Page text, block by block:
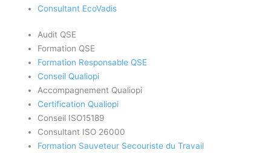
Consultant EcoVadis
Audit QSE
Formation QSE
Formation Responsable QSE
Conseil Qualiopi
Accompagnement Qualiopi
Certification Qualiopi
Conseil ISO15189
Consultant ISO 26000
Formation Sauveteur Secouriste du Travail